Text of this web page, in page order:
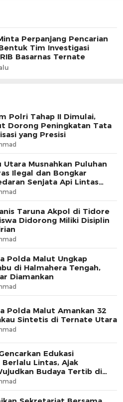
Perpanjang Pencarian
Tim Investigasi
Basarnas Ternate
Polri Tahap II Dimulai,
Dorong Peningkatan Tata
yang Presisi
Utara Musnahkan Puluhan
Ilegal dan Bongkar
Senjata Api Lintas
Taruna Akpol di Tidore
Didorong Miliki Disiplin
Polda Malut Ungkap
di Halmahera Tengah,
Diamankan
Polda Malut Amankan 32
Sintetis di Ternate Utara
Edukasi
Lintas, Ajak
Budaya Tertib di